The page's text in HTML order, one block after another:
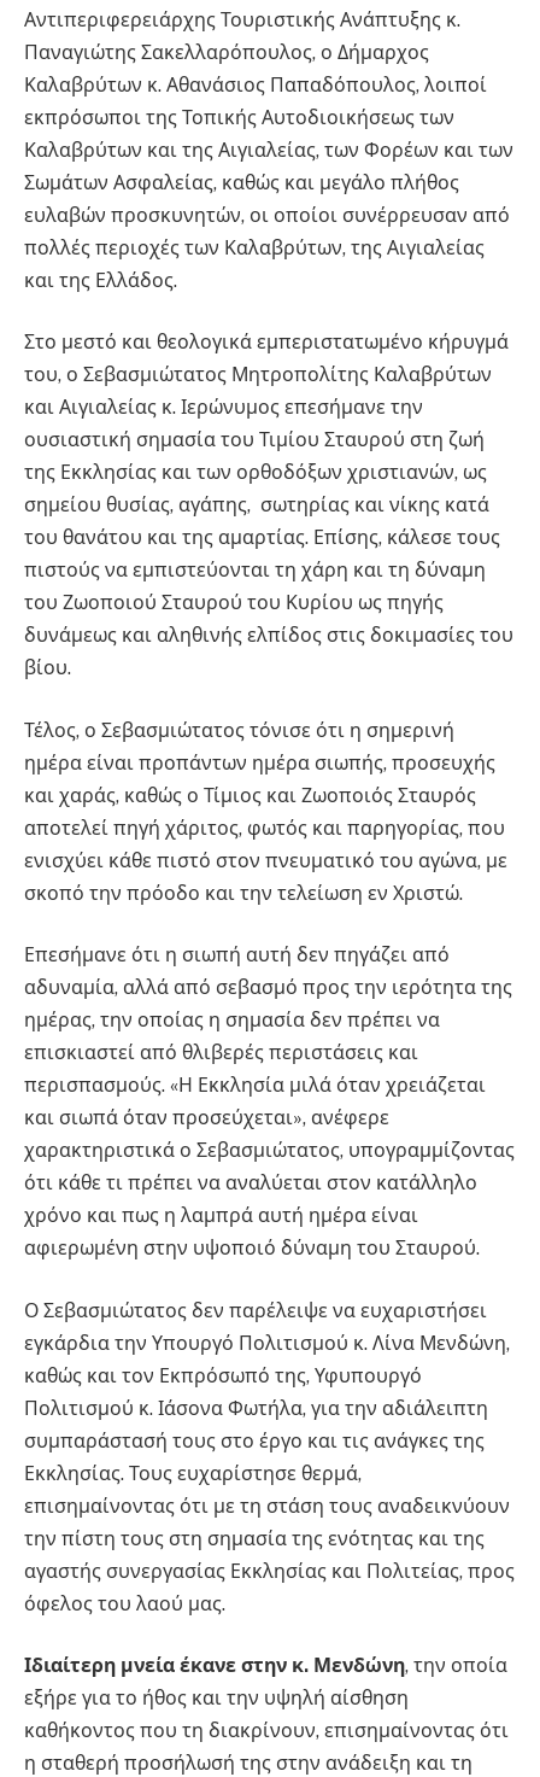
Αντιπεριφερειάρχης Τουριστικής Ανάπτυξης κ.
Παναγιώτης Σακελλαρόπουλος, ο Δήμαρχος
Καλαβρύτων κ. Αθανάσιος Παπαδόπουλος, λοιποί
εκπρόσωποι της Τοπικής Αυτοδιοικήσεως των
Καλαβρύτων και της Αιγιαλείας, των Φορέων και των
Σωμάτων Ασφαλείας, καθώς και μεγάλο πλήθος
ευλαβών προσκυνητών, οι οποίοι συνέρρευσαν από
πολλές περιοχές των Καλαβρύτων, της Αιγιαλείας
και της Ελλάδος.
Στο μεστό και θεολογικά εμπεριστατωμένο κήρυγμά
του, ο Σεβασμιώτατος Μητροπολίτης Καλαβρύτων
και Αιγιαλείας κ. Ιερώνυμος επεσήμανε την
ουσιαστική σημασία του Τιμίου Σταυρού στη ζωή
της Εκκλησίας και των ορθοδόξων χριστιανών, ως
σημείου θυσίας, αγάπης, σωτηρίας και νίκης κατά
του θανάτου και της αμαρτίας. Επίσης, κάλεσε τους
πιστούς να εμπιστεύονται τη χάρη και τη δύναμη
του Ζωοποιού Σταυρού του Κυρίου ως πηγής
δυνάμεως και αληθινής ελπίδος στις δοκιμασίες του
βίου.
Τέλος, ο Σεβασμιώτατος τόνισε ότι η σημερινή
ημέρα είναι προπάντων ημέρα σιωπής, προσευχής
και χαράς, καθώς ο Τίμιος και Ζωοποιός Σταυρός
αποτελεί πηγή χάριτος, φωτός και παρηγορίας, που
ενισχύει κάθε πιστό στον πνευματικό του αγώνα, με
σκοπό την πρόοδο και την τελείωση εν Χριστώ.
Επεσήμανε ότι η σιωπή αυτή δεν πηγάζει από
αδυναμία, αλλά από σεβασμό προς την ιερότητα της
ημέρας, την οποίας η σημασία δεν πρέπει να
επισκιαστεί από θλιβερές περιστάσεις και
περισπασμούς. «Η Εκκλησία μιλά όταν χρειάζεται
και σιωπά όταν προσεύχεται», ανέφερε
χαρακτηριστικά ο Σεβασμιώτατος, υπογραμμίζοντας
ότι κάθε τι πρέπει να αναλύεται στον κατάλληλο
χρόνο και πως η λαμπρά αυτή ημέρα είναι
αφιερωμένη στην υψοποιό δύναμη του Σταυρού.
Ο Σεβασμιώτατος δεν παρέλειψε να ευχαριστήσει
εγκάρδια την Υπουργό Πολιτισμού κ. Λίνα Μενδώνη,
καθώς και τον Εκπρόσωπό της, Υφυπουργό
Πολιτισμού κ. Ιάσονα Φωτήλα, για την αδιάλειπτη
συμπαράστασή τους στο έργο και τις ανάγκες της
Εκκλησίας. Τους ευχαρίστησε θερμά,
επισημαίνοντας ότι με τη στάση τους αναδεικνύουν
την πίστη τους στη σημασία της ενότητας και της
αγαστής συνεργασίας Εκκλησίας και Πολιτείας, προς
όφελος του λαού μας.
Ιδιαίτερη μνεία έκανε στην κ. Μενδώνη, την οποία
εξήρε για το ήθος και την υψηλή αίσθηση
καθήκοντος που τη διακρίνουν, επισημαίνοντας ότι
η σταθερή προσήλωσή της στην ανάδειξη και τη